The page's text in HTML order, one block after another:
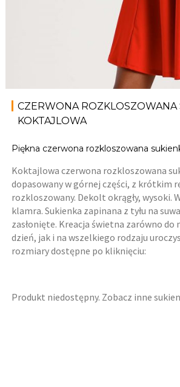
CZERWONA ROZKLOSZOWANA
KOKTAJLOWA
Piękna czerwona rozkloszowana
Koktajlowa czerwona rozkloszowana
dopasowany w górnej części, z krótkim
rozkloszowany. Dekolt okrągły, wysoki.
klamra. Sukienka zapinana z tyłu na
zasłonięte. Kreacja świetna zarówno do
dzień, jak i na wszelkiego rodzaju
rozmiary dostępne po kliknięciu:
Produkt niedostępny. Zobacz inne